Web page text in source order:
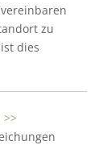
zu
dies
>>